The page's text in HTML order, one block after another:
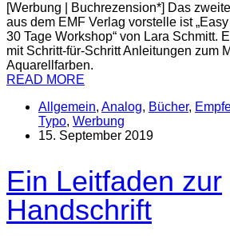
[Werbung | Buchrezension*] Das
aus dem EMF Verlag vorstelle ist
30 Tage Workshop“ von Lara Schmitt.
mit Schritt-für-Schritt Anleitungen zum
Aquarellfarben.
READ MORE
Allgemein, Analog, Bücher,
Typo, Werbung
15. September 2019
Ein Leitfaden zur
Handschrift